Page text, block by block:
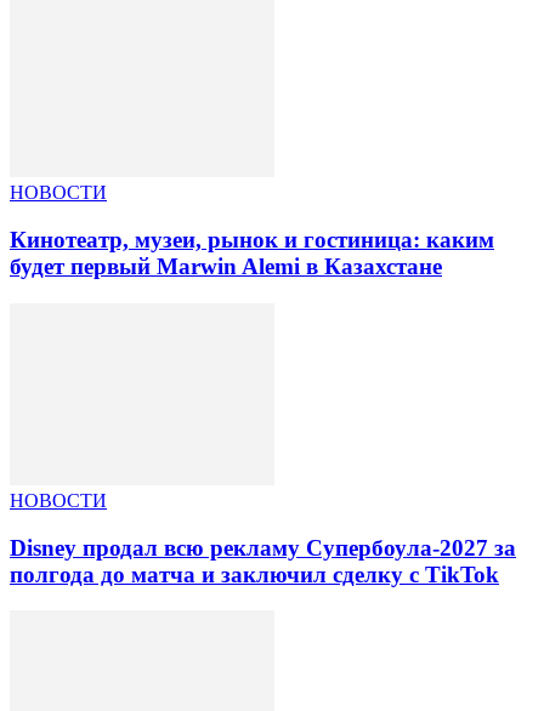
НОВОСТИ
Кинотеатр, музеи, рынок и гостиница: каким
будет первый Marwin Alemi в Казахстане
НОВОСТИ
Disney продал всю рекламу Супербоула-2027 за
полгода до матча и заключил сделку с TikTok